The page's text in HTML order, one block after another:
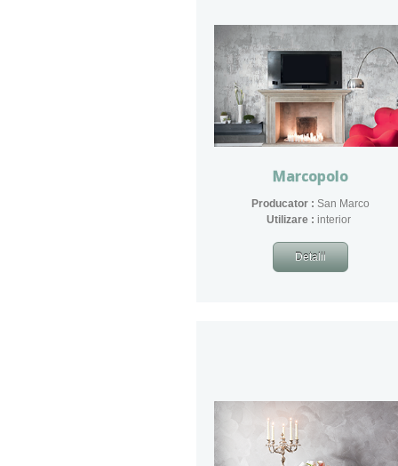
Marcopolo
Producator : San Marco
​Utilizare : interior
Detalii